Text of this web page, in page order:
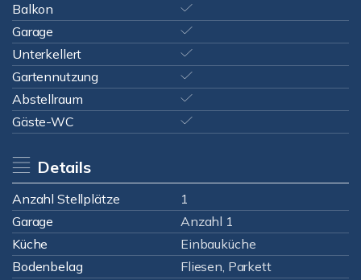
Balkon
Garage
Unterkellert
Gartennutzung
Abstellraum
Gäste-WC
Details
Anzahl Stellplätze
1
Garage
Anzahl 1
Küche
Einbauküche
Bodenbelag
Fliesen, Parkett